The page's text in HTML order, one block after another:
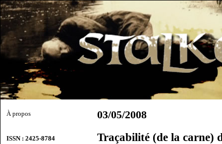
À propos
ISSN : 2425-8784
03/05/2008
Traçabilité (de la carne)